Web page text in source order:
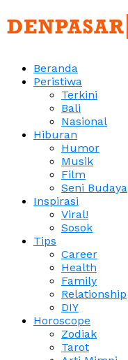
Beranda
Peristiwa
Terkini
Bali
Nasional
Hiburan
Humor
Musik
Film
Seni Budaya
Inspirasi
Viral!
Sosok
Tips
Career
Health
Family
Relationship
DIY
Horoscope
Zodiak
Tarot